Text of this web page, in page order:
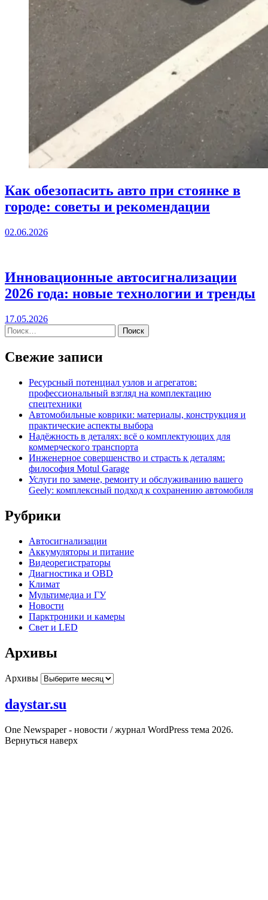
Как обезопасить авто при стоянке в
городе: советы и рекомендации
02.06.2026
Инновационные автосигнализации
2026 года: новые технологии и тренды
17.05.2026
Свежие записи
Ресурсный потенциал узлов и агрегатов:
профессиональный взгляд на комплектацию
спецтехники
Автомобильные коврики: материалы, конструкция и
практические аспекты выбора
Надёжность в деталях: всё о комплектующих для
коммерческого транспорта
Инженерное совершенство и страсть к деталям:
философия Motul Garage
Услуги по замене, ремонту и обслуживанию вашего
Geely: комплексный подход к сохранению автомобиля
Рубрики
Автосигнализации
Аккумуляторы и питание
Видеорегистраторы
Диагностика и OBD
Климат
Мультимедиа и ГУ
Новости
Парктроники и камеры
Свет и LED
Архивы
Архивы
daystar.su
One Newspaper - новости / журнал WordPress тема 2026.
Вернуться наверх